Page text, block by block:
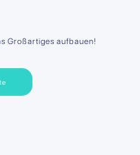
Großartiges aufbauen!